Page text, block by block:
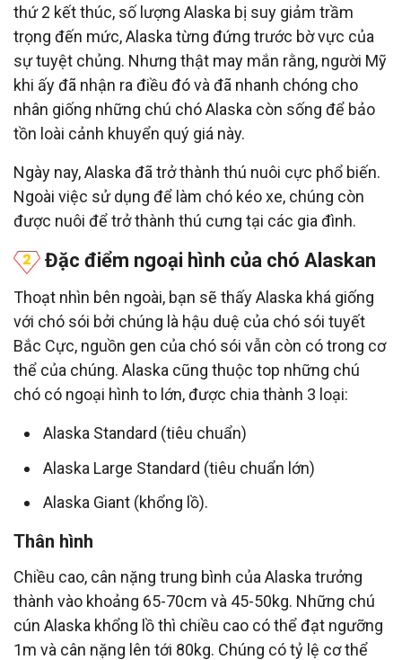
thứ 2 kết thúc, số lượng Alaska bị suy giảm trầm
trọng đến mức, Alaska từng đứng trước bờ vực của
sự tuyệt chủng. Nhưng thật may mắn rằng, người Mỹ
khi ấy đã nhận ra điều đó và đã nhanh chóng cho
nhân giống những chú chó Alaska còn sống để bảo
tồn loài cảnh khuyển quý giá này.
Ngày nay, Alaska đã trở thành thú nuôi cực phổ biến.
Ngoài việc sử dụng để làm chó kéo xe, chúng còn
được nuôi để trở thành thú cưng tại các gia đình.
Đặc điểm ngoại hình của chó Alaskan
Thoạt nhìn bên ngoài, bạn sẽ thấy Alaska khá giống
với chó sói bởi chúng là hậu duệ của chó sói tuyết
Bắc Cực, nguồn gen của chó sói vẫn còn có trong cơ
thể của chúng. Alaska cũng thuộc top những chú
chó có ngoại hình to lớn, được chia thành 3 loại:
Alaska Standard (tiêu chuẩn)
Alaska Large Standard (tiêu chuẩn lớn)
Alaska Giant (khổng lồ).
Thân hình
Chiều cao, cân nặng trung bình của Alaska trưởng
thành vào khoảng 65-70cm và 45-50kg. Những chú
cún Alaska khổng lồ thì chiều cao có thể đạt ngưỡng
1m và cân nặng lên tới 80kg. Chúng có tỷ lệ cơ thể